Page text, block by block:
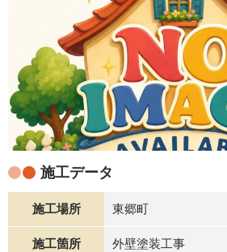
施工データ
施工場所 東郷町
施工箇所 外壁塗装工事